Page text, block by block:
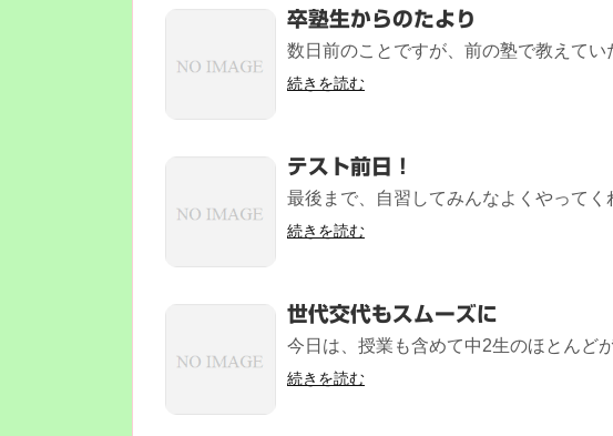
卒塾生からのたより
数日前のことですが、前の塾で教えて
続きを読む
テスト前日！
最後まで、自習してみんなよくやってく
続きを読む
世代交代もスムーズに
今日は、授業も含めて中2生のほとんど
続きを読む